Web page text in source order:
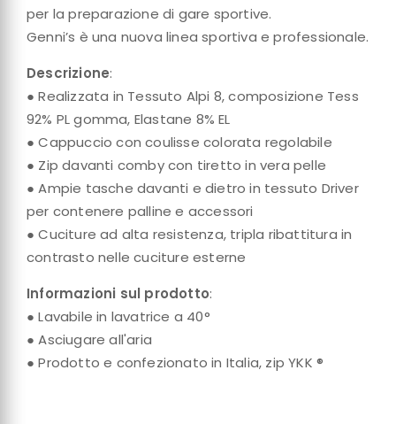
per la preparazione di gare sportive.
Genni’s è una nuova linea sportiva e professionale.
Descrizione:
● Realizzata in Tessuto Alpi 8, composizione Tess
92% PL gomma, Elastane 8% EL
● Cappuccio con coulisse colorata regolabile
● Zip davanti comby con tiretto in vera pelle
● Ampie tasche davanti e dietro in tessuto Driver
per contenere palline e accessori
● Cuciture ad alta resistenza, tripla ribattitura in
contrasto nelle cuciture esterne
Informazioni sul prodotto:
● Lavabile in lavatrice a 40°
● Asciugare all'aria
● Prodotto e confezionato in Italia, zip YKK ®